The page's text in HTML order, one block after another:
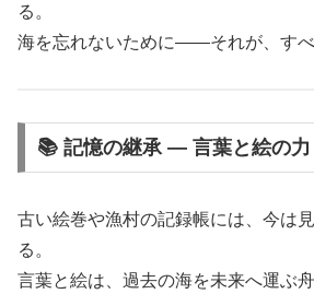
る。
海を忘れないために――それが、すべ
📚 記憶の継承 ― 言葉と絵の力
古い絵巻や漁村の記録帳には、今は
る。
言葉と絵は、過去の海を未来へ運ぶ舟